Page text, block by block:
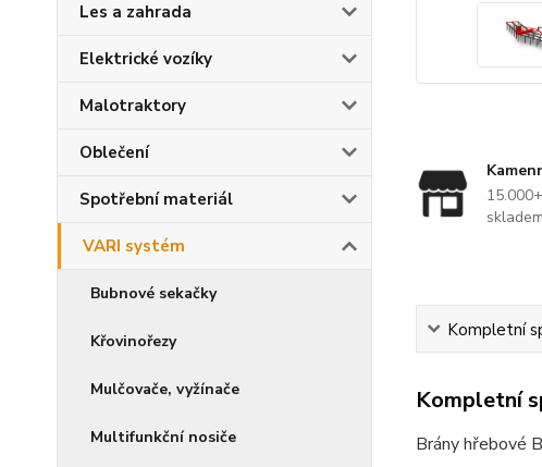
Les a zahrada
Elektrické vozíky
Malotraktory
Oblečení
Spotřební materiál
VARI systém
Bubnové sekačky
Křovinořezy
Mulčovače, vyžínače
Multifunkční nosiče
Kompletní
Kompletní
Brány hřebové